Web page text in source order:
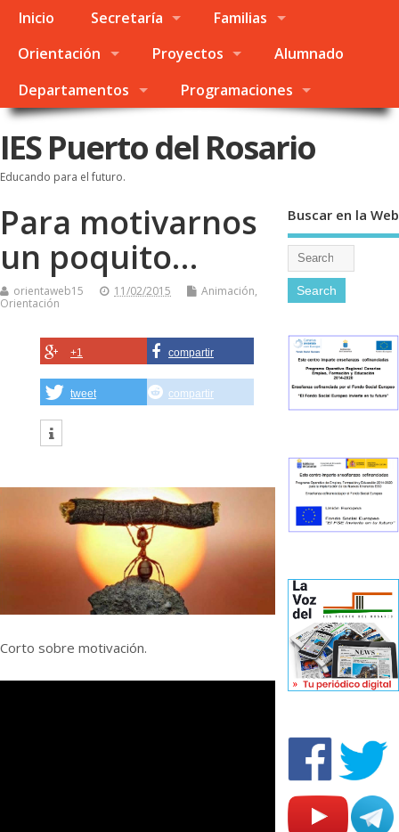
Inicio Secretaría
Familias
Orientación
Proyectos
Alumnado
Departamentos
Programaciones
IES Puerto del Rosario
Educando para el futuro.
Para motivarnos
un poquito…
orientaweb15 11/02/2015 Animación,
Orientación
+1 compartir
tweet compartir
Corto sobre motivación.
Buscar en la Web